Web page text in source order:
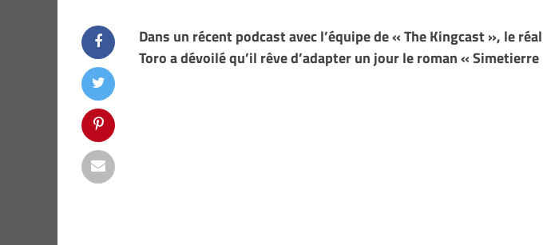
Dans un récent podcast avec l’équipe de « The Kingcast », le
Toro a dévoilé qu’il rêve d’adapter un jour le roman «